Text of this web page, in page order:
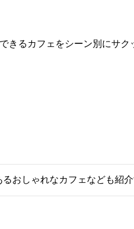
きるカフェをシーン別にサク
おしゃれなカフェなども紹